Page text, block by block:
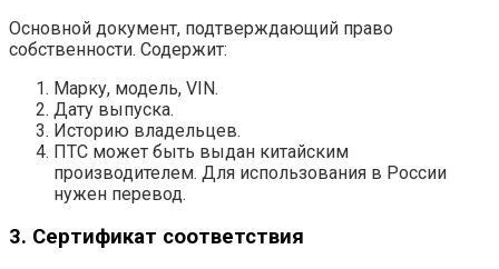
Основной документ, подтверждающий право
собственности. Содержит:
Марку, модель, VIN.
Дату выпуска.
Историю владельцев.
ПТС может быть выдан китайским
производителем. Для использования в России
нужен перевод.
3. Сертификат соответствия